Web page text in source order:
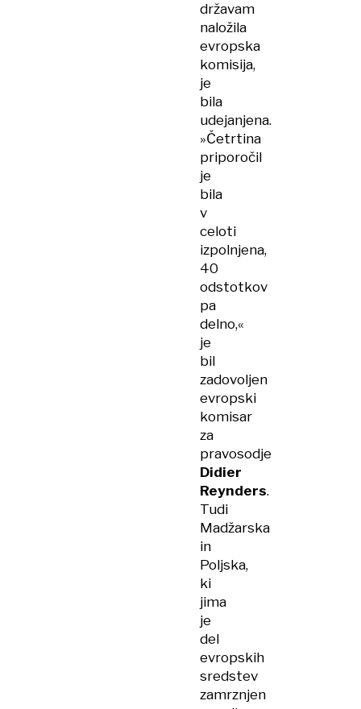
državam
naložila
evropska
komisija,
je
bila
udejanjena.
»Četrtina
priporočil
je
bila
v
celoti
izpolnjena,
40
odstotkov
pa
delno,«
je
bil
zadovoljen
evropski
komisar
za
pravosodje
Didier
Reynders.
Tudi
Madžarska
in
Poljska,
ki
jima
je
del
evropskih
sredstev
zamrznjen